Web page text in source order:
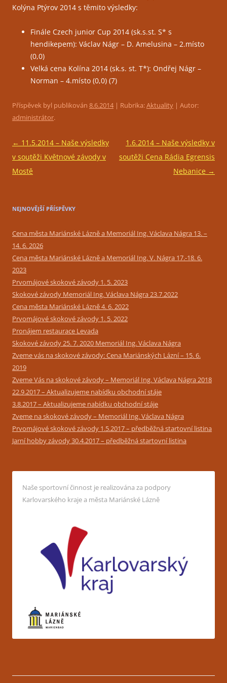
Kolýna Ptýrov 2014 s těmito výsledky:
Finále Czech junior Cup 2014 (sk.s.st. S* s
hendikepem): Václav Nágr – D. Amelusina – 2.místo
(0,0)
Velká cena Kolína 2014 (sk.s. st. T*): Ondřej Nágr –
Norman – 4.místo (0,0) (7)
Příspěvek byl publikován 8.6.2014 | Rubrika:Aktuality | Autor:
administrátor.
Navigace
pro
příspěvky
← 11.5.2014 – Naše výsledky
v soutěži Květnové závody v
Mostě
1.6.2014 – Naše výsledky v
soutěži Cena Rádia Egrensis
Nebanice →
NEJNOVĚJŠÍ PŘÍSPĚVKY
Cena města Mariánské Lázně a Memoriál Ing. Václava Nágra 13. –
14. 6. 2026
Cena města Mariánské Lázně a Memoriál Ing. V. Nágra 17.-18. 6.
2023
Prvomájové skokové závody 1. 5. 2023
Skokové závody Memoriál Ing. Václava Nágra 23.7.2022
Cena města Mariánské Lázně 4. 6. 2022
Prvomájové skokové závody 1. 5. 2022
Pronájem restaurace Levada
Skokové závody 25. 7. 2020 Memoriál Ing. Václava Nágra
Zveme vás na skokové závody: Cena Mariánských Lázní – 15. 6.
2019
Zveme Vás na skokové závody – Memoriál Ing. Václava Nágra 2018
22.9.2017 – Aktualizujeme nabídku obchodní stáje
3.8.2017 – Aktualizujeme nabídku obchodní stáje
Zveme na skokové závody – Memoriál Ing. Václava Nágra
Prvomájové skokové závody 1.5.2017 – předběžná startovní listina
Jarní hobby závody 30.4.2017 – předběžná startovní listina
Naše sportovní činnost je realizována za podpory
Karlovarského kraje a města Mariánské Lázně